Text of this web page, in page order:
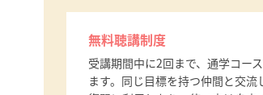
無料聴講制度
受講期間中に2回まで、通学コー
ます。同じ目標を持つ仲間と交流